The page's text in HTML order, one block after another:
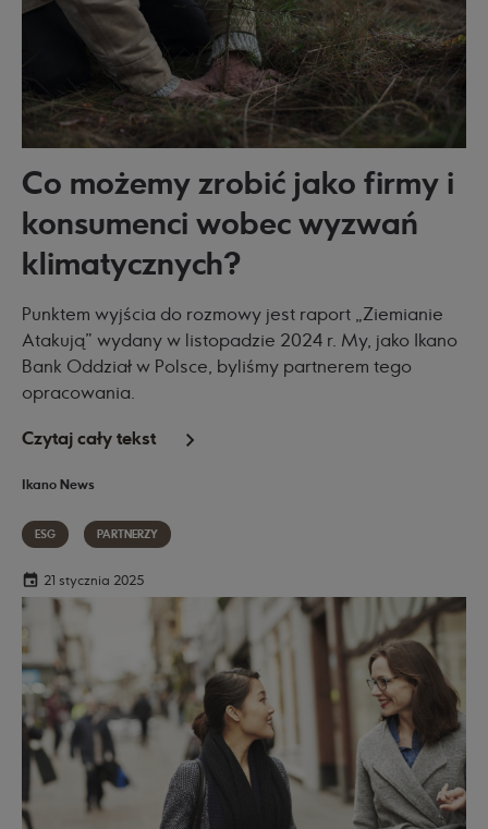
Co możemy zrobić jako firmy i
konsumenci wobec wyzwań
klimatycznych?
Punktem wyjścia do rozmowy jest raport Ziemianie
Atakują wydany w listopadzie 2024 r. My, jako Ikano
Bank Oddział w Polsce, byliśmy partnerem tego
opracowania.
Czytaj cały tekst
Ikano News
ESG PARTNERZY
21 stycznia 2025